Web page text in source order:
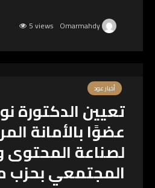
5 views
أخبار عود
تعيين الدكتورة
عضوًا بالأمانة
لصناعة المحتوى
المجتمعي بحزب